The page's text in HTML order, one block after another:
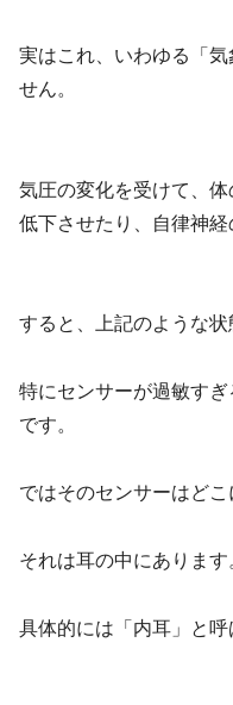
実はこれ、いわゆる「
せん。
気圧の変化を受けて、
低下させたり、自律神経
すると、上記のような状
特にセンサーが過敏す
です。
ではそのセンサーはどこ
それは耳の中にあります
具体的には「内耳」と呼